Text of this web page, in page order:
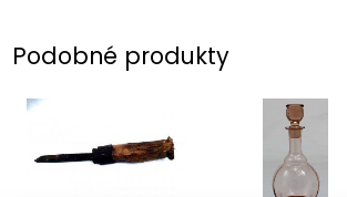
Podobné produkty